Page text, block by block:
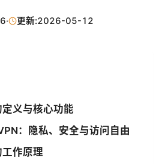
· 更新:2026-05-12
义与核心功能
：隐私、安全与访问自由
作原理